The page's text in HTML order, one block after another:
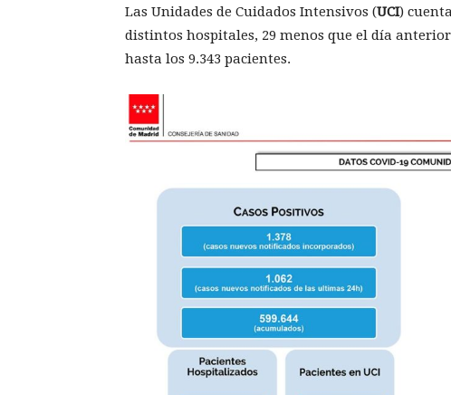
Las Unidades de Cuidados Intensivos (UCI)
distintos hospitales, 29 menos que el día
hasta los 9.343 pacientes.